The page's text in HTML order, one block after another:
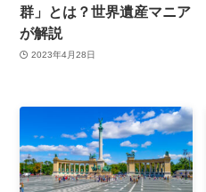
群」とは？世界遺産マニア
が解説
2023年4月28日